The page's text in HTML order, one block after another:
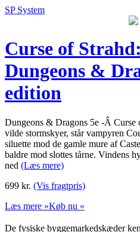
SP System
Curse of
Dungeons &
edition
Dungeons & Dragons 5e -Â Curse
vilde stormskyer, står vampyren
siluette mod de gamle mure af
baldre mod slottes tårne. Vindens
ned (Læs mere)
699 kr. (Vis fragtpris)
Læs mere »Køb nu »
De fysiske byggemarkedskæder